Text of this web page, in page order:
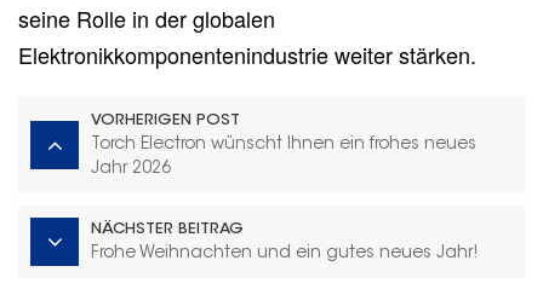
seine Rolle in der globalen
Elektronikkomponentenindustrie weiter stärken.
VORHERIGEN POST
Torch Electron wünscht Ihnen ein frohes neues
Jahr 2026
NÄCHSTER BEITRAG
Frohe Weihnachten und ein gutes neues Jahr!